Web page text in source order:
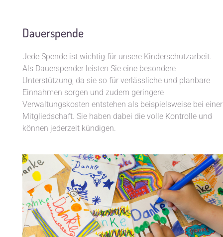
Dauerspende
Jede Spende ist wichtig für unsere Kinderschutzarbeit.
Als Dauerspender leisten Sie eine besondere
Unterstützung, da sie so für verlässliche und planbare
Einnahmen sorgen und zudem geringere
Verwaltungskosten entstehen als beispielsweise bei einer
Mitgliedschaft. Sie haben dabei die volle Kontrolle und
können jederzeit kündigen.